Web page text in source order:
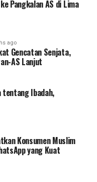
Pangkalan AS di Lima
ago
Gencatan Senjata,
AS Lanjut
Ibadah,
Konsumen Muslim
yang Kuat